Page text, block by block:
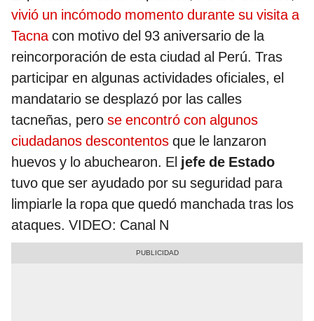
vivió un incómodo momento durante su visita a
Tacnacon motivo del 93 aniversario de la
reincorporación de esta ciudad al Perú. Tras
participar en algunas actividades oficiales, el
mandatario se desplazó por las calles
tacneñas, pero se encontró con algunos
ciudadanos descontentos que le lanzaron
huevos y lo abuchearon. El jefe de Estado
tuvo que ser ayudado por su seguridad para
limpiarle la ropa que quedó manchada tras los
ataques. VIDEO: Canal N